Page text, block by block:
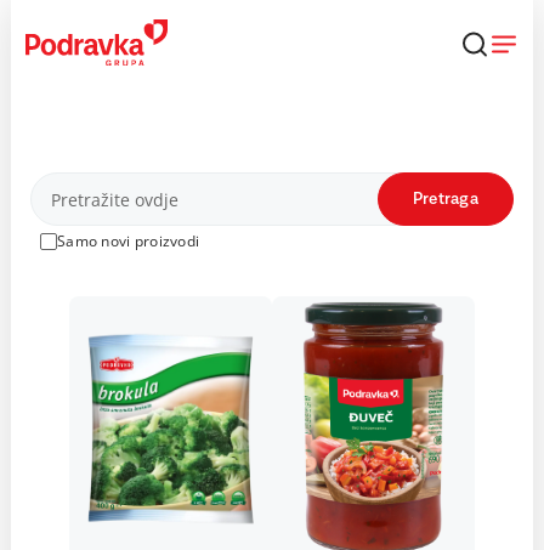
content
Proizvodi
Samo novi proizvodi
Pretraga